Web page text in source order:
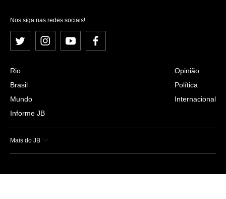
Nos siga nas redes sociais!
Twitter InstagramYouTubeFacebook
Rio
Brasil
Mundo
Informe JB
Opinião
Política
Internacional
Mais do JB
Esportes